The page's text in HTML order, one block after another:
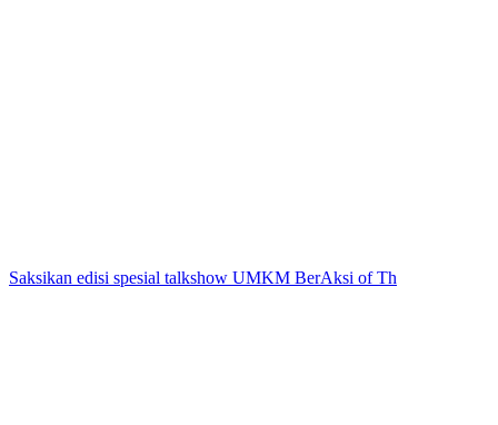
Saksikan edisi spesial talkshow UMKM BerAksi of Th